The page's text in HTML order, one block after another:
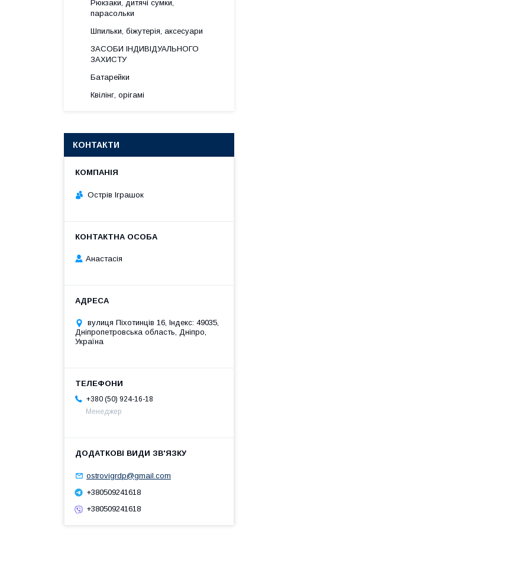
Рюкзаки, дитячі сумки,
парасольки
Шпильки, біжутерія, аксесуари
ЗАСОБИ ІНДИВІДУАЛЬНОГО
ЗАХИСТУ
Батарейки
Квілінг, орігамі
КОНТАКТИ
Острів Іграшок
Анастасія
вулиця Піхотинців 16, Індекс: 49035,
Дніпропетровська область, Дніпро,
Україна
+380 (50) 924-16-18
Менеджер
ostrovigrdp@gmail.com
+380509241618
+380509241618